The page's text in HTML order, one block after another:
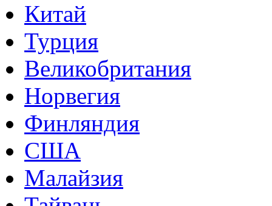
Китай
Турция
Великобритания
Норвегия
Финляндия
США
Малайзия